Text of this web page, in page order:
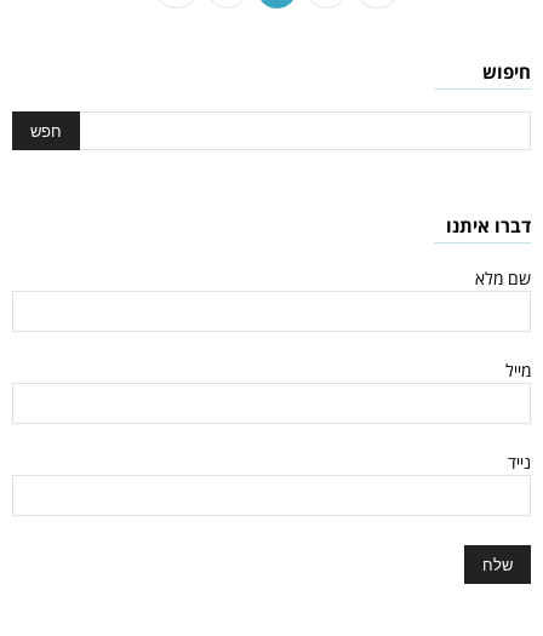
חיפוש
דברו איתנו
שם מלא
מייל
נייד